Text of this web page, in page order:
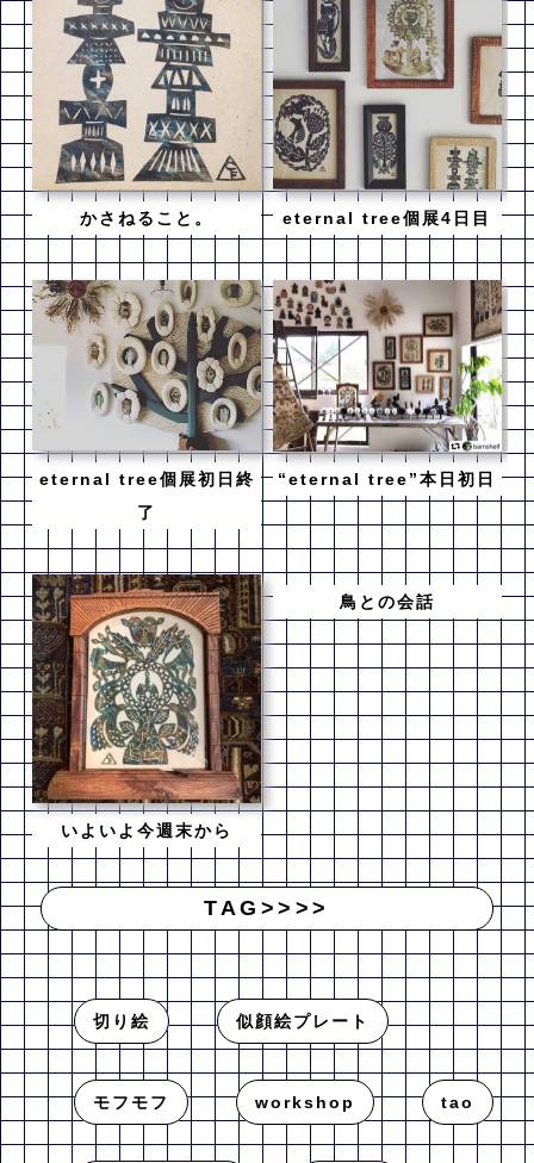
かさねること。 eternal tree個展4日目
eternal tree個展初日終
了
“eternal tree”本日初日
いよいよ今週末から
鳥との会話
TAG>>>>
切り絵 似顔絵プレート
モフモフ workshop tao